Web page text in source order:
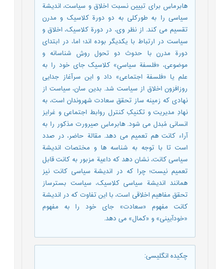
هابرماس برای تبیین نسبت اخلاق و سیاست، اندیشة
سیاسی را به طورکلی به دو دورة کلاسیک و مدرن
تقسیم می کند. از نظر وی، در دورة کلاسیک، اخلاق و
سیاست در ارتباط با یکدیگر بوده اند؛ اما، در ابتدای
دورة مدرن با حدوث دو تحول روش شناسانه و
موضوعی، «فلسفة سیاسیِ» کلاسیک جای خود را به
علم یا «فلسفة اجتماعی» داد و این سرآغاز جدایی
روزافزون اخلاق از سیاست شد. بدین سان، سیاست از
نهادی که زمینه ساز تحقق سعادت شهروندان است، به
نهادِ مدیریت و تکنیکِ کنترل روابط اجتماعی و غرایز
انسانی مُبدل می شود. هابرماس صیرورت مذکور را به
آراء کانت هم تعمیم می دهد. مقالة حاضر، در صدد
است تا با توجه به شناسه ها و مختصات اندیشة
سیاسی کانت، نشان دهد که داعیة مزبور به کانت قابل
تعمیم نیست؛ چرا که در اندیشة سیاسی کانت نیز
همانند اندیشة سیاسی کلاسیک، سیاست بسترساز
تحقق مفاهیم اخلاقی است، با این تفاوت که در اندیشة
کانت مفهوم «سعادت» جای خود را به مفهوم
«خودآیینی» و «کمال» می دهد.
چکیده انگلیسی: